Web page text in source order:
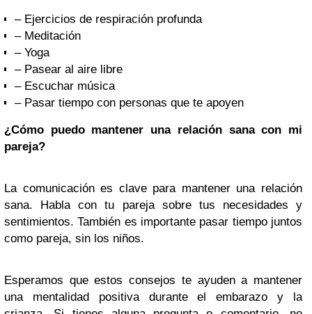
– Ejercicios de respiración profunda
– Meditación
– Yoga
– Pasear al aire libre
– Escuchar música
– Pasar tiempo con personas que te apoyen
¿Cómo puedo mantener una relación sana con mi
pareja?
La comunicación es clave para mantener una relación
sana. Habla con tu pareja sobre tus necesidades y
sentimientos. También es importante pasar tiempo juntos
como pareja, sin los niños.
Esperamos que estos consejos te ayuden a mantener
una mentalidad positiva durante el embarazo y la